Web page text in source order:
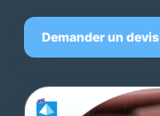
Demander un devis